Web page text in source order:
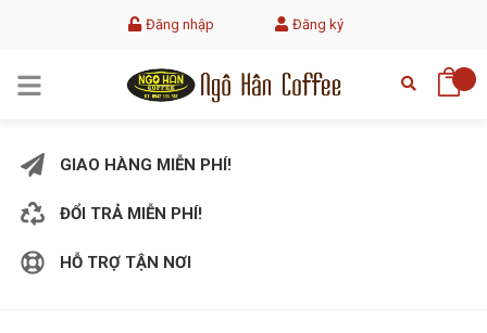
Đăng nhập Đăng ký
GIAO HÀNG MIỄN PHÍ!
ĐỔI TRẢ MIỄN PHÍ!
HỖ TRỢ TẬN NƠI